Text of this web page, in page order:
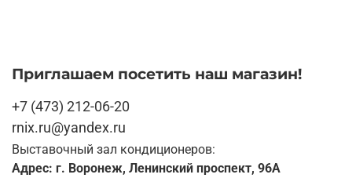
Приглашаем посетить наш магазин!
+7 (473) 212-06-20
rnix.ru@yandex.ru
Выставочный зал кондиционеров:
Адрес: г. Воронеж, Ленинский проспект, 96А